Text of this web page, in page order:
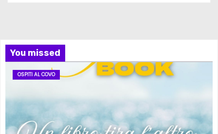
You missed
OSPITI AL COVO